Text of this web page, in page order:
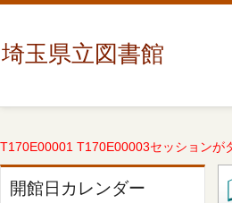
埼玉県立図書館
T170E00001 T170E00003セッション
開館日カレンダー